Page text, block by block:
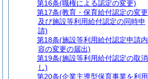
第16条(職権による認定の変更)
第17条(教育・保育給付認定の変更
及び施設等利用給付認定の同時申
請)
第18条(施設等利用給付認定申請内
容の変更の届出)
第19条(施設等利用給付認定の取消
し)
第20条(企業主導型保育事業を利用